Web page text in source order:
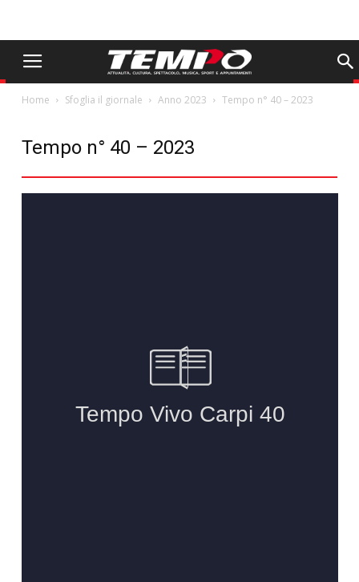
Home Sfoglia il giornale Anno 2023 Tempo n° 40 – 2023
Tempo n° 40 – 2023